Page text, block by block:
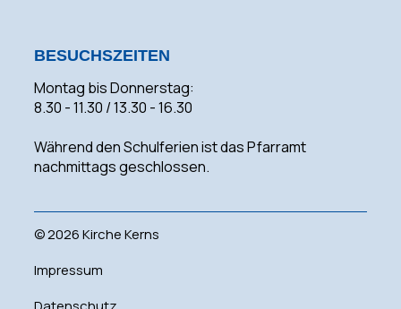
BESUCHSZEITEN
Montag bis Donnerstag:
8.30 - 11.30 / 13.30 - 16.30
Während den Schulferien ist das Pfarramt
nachmittags geschlossen.
©2026 Kirche Kerns
Impressum